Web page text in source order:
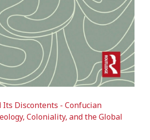
Its Discontents - Confucian
Coloniality, and the Global